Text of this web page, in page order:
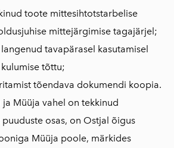
toote mittesihtotstarbelise
mittejärgimise tagajärjel;
tavapärasel kasutamisel
tõttu;
tõendava dokumendi koopia.
ja Müüja vahel on tekkinud
osas, on Ostjal õigus
Müüja poole, märkides